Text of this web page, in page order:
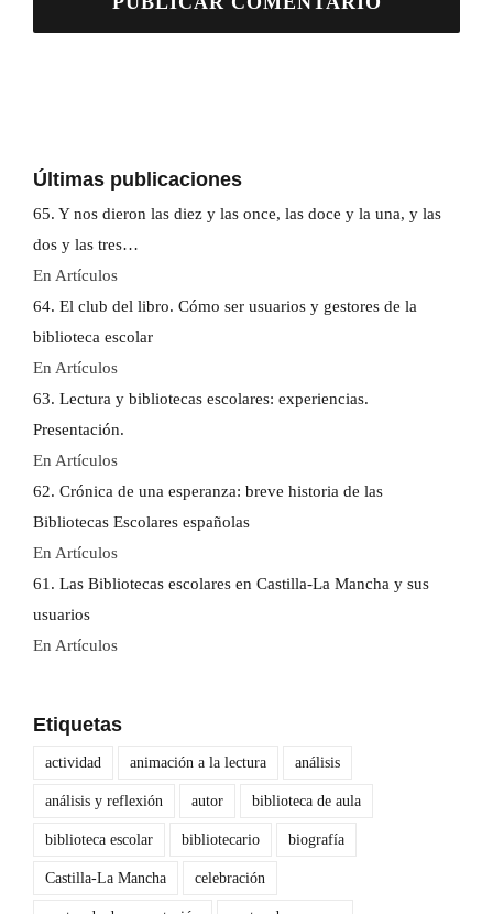
Últimas publicaciones
65. Y nos dieron las diez y las once, las doce y la una, y las
dos y las tres…
En Artículos
64. El club del libro. Cómo ser usuarios y gestores de la
biblioteca escolar
En Artículos
63. Lectura y bibliotecas escolares: experiencias.
Presentación.
En Artículos
62. Crónica de una esperanza: breve historia de las
Bibliotecas Escolares españolas
En Artículos
61. Las Bibliotecas escolares en Castilla-La Mancha y sus
usuarios
En Artículos
Etiquetas
actividad animación a la lectura análisis
análisis y reflexión autor biblioteca de aula
biblioteca escolar bibliotecario biografía
Castilla-La Mancha celebración